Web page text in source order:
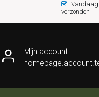
Vandaag
verzonden
Mijn account